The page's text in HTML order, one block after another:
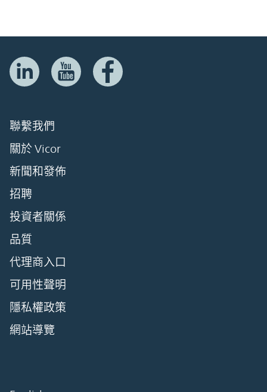
聯繫我們
關於 Vicor
新聞和發佈
招聘
投資者關係
品質
代理商入口
可用性聲明
隱私權政策
網站導覽